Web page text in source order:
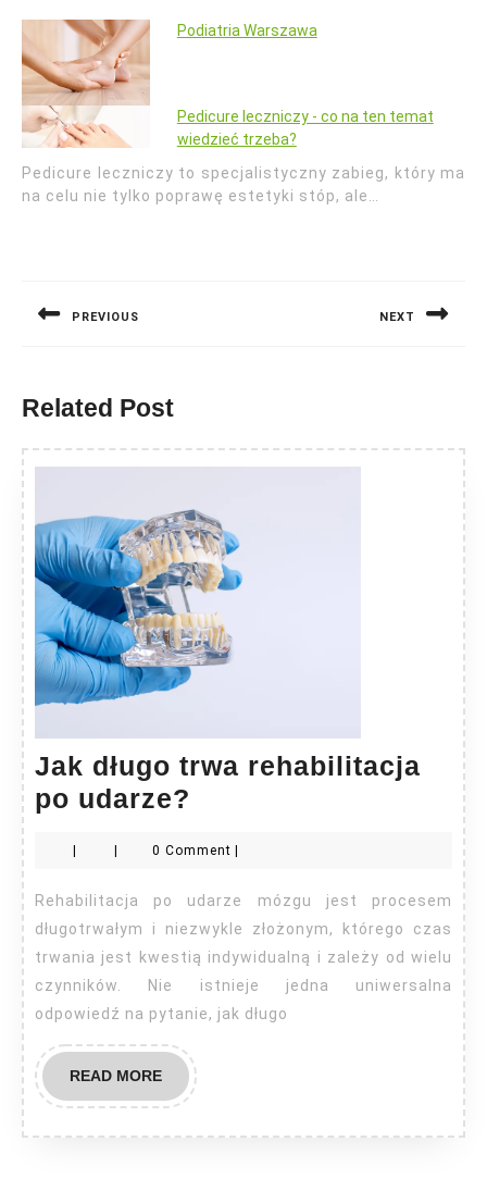
Podiatria Warszawa
Pedicure leczniczy - co na ten temat
wiedzieć trzeba?
Pedicure leczniczy to specjalistyczny zabieg, który ma
na celu nie tylko poprawę estetyki stóp, ale…
PREVIOUS NEXT
Related Post
Jak długo trwa rehabilitacja
po udarze?
trwa
rehabilitacja
po
udarze?
0 Comment
Rehabilitacja po udarze mózgu jest procesem
długotrwałym i niezwykle złożonym, którego czas
trwania jest kwestią indywidualną i zależy od wielu
czynników. Nie istnieje jedna uniwersalna
odpowiedź na pytanie, jak długo
READ MOREREAD
MORE